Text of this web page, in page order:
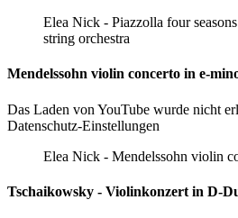
Elea Nick - Piazzolla four
string orchestra
Mendelssohn violin concerto in e-
Das Laden von YouTube wurde nicht
Datenschutz-Einstellungen
Elea Nick - Mendelssohn violin
Tschaikowsky - Violinkonzert in D-